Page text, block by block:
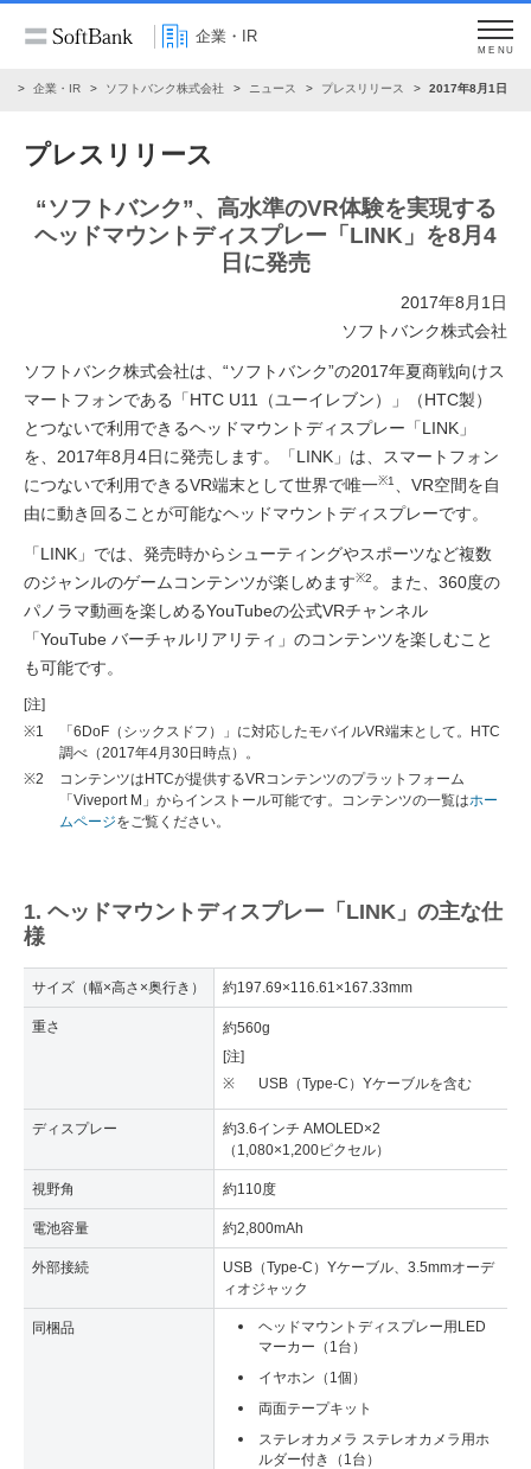
企業・IR
MENU
企業・IR ソフトバンク株式会社 ニュース プレスリリース 2017年8月1日
プレスリリース
“ソフトバンク”、高水準のVR体験を実現する
ヘッドマウントディスプレー「LINK」を8月4
日に発売
2017年8月1日
ソフトバンク株式会社
ソフトバンク株式会社は、“ソフトバンク”の2017年夏商戦向けス
マートフォンである「HTC U11（ユーイレブン）」（HTC製）
とつないで利用できるヘッドマウントディスプレー「LINK」
を、2017年8月4日に発売します。「LINK」は、スマートフォン
につないで利用できるVR端末として世界で唯一※1
、VR空間を自
由に動き回ることが可能なヘッドマウントディスプレーです。
「LINK」では、発売時からシューティングやスポーツなど複数
のジャンルのゲームコンテンツが楽しめます※2 。また、360度の
パノラマ動画を楽しめるYouTubeの公式VRチャンネル
「YouTube バーチャルリアリティ」のコンテンツを楽しむこと
も可能です。
[注]
※1
「6DoF（シックスドフ）」に対応したモバイルVR端末として。HTC
調べ（2017年4月30日時点）。
※2
コンテンツはHTCが提供するVRコンテンツのプラットフォーム
「Viveport M」からインストール可能です。コンテンツの一覧はホー
ムページをご覧ください。
1. ヘッドマウントディスプレー「LINK」の主な仕
様
サイズ（幅×高さ×奥行き） 約197.69×116.61×167.33mm
重さ
約560g
[注]
※
USB（Type-C）Yケーブルを含む
ディスプレー
約3.6インチ AMOLED×2
（1,080×1,200ピクセル）
視野角 約110度
電池容量 約2,800mAh
外部接続
USB（Type-C）Yケーブル、3.5mmオーデ
ィオジャック
同梱品
ヘッドマウントディスプレー用LED
マーカー（1台）
イヤホン（1個）
両面テープキット
ステレオカメラ ステレオカメラ用ホ
ルダー付き（1台）